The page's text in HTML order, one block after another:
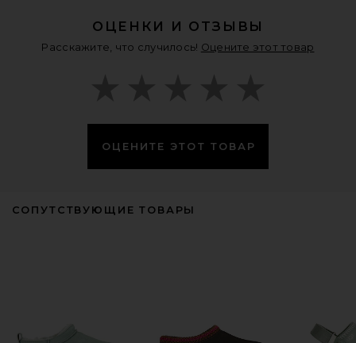
ОЦЕНКИ И ОТЗЫВЫ
Расскажите, что случилось! Оцените этот товар
ОЦЕНИТЕ ЭТОТ ТОВАР
СОПУТСТВУЮЩИЕ ТОВАРЫ